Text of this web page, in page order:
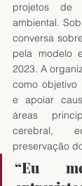
projetos de
ambiental.
conversa
pela modelo
2023. A
como objetivo
e apoiar
áreas
cerebral,
preservação
“Eu